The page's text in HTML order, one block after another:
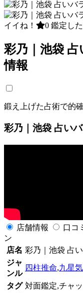
イイね！ 0 鑑定し
彩乃｜池袋
情報
鍛え上げた占術で的
彩乃｜池袋 占い
店舗情報 口コ
ン
店名 彩乃｜池袋 占
ジャ
ンル
四柱推命,九星
タグ 対面鑑定,チャ